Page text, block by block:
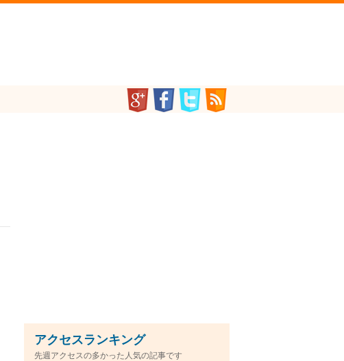
アクセスランキング
先週アクセスの多かった人気の記事です